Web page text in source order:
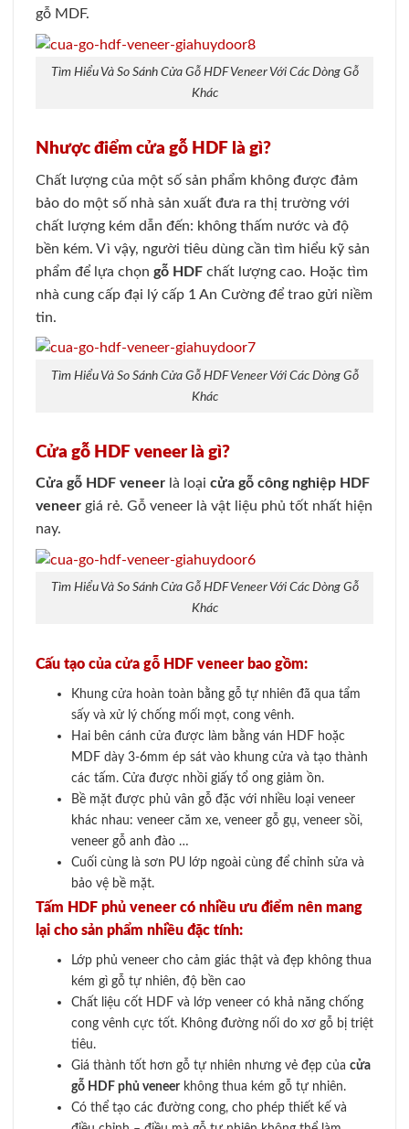
gỗ MDF.
Tìm Hiểu Và So Sánh Cửa Gỗ HDF Veneer Với Các Dòng Gỗ
Khác
Nhược điểm cửa gỗ HDF là gì?
Chất lượng của một số sản phẩm không được đảm
bảo do một số nhà sản xuất đưa ra thị trường với
chất lượng kém dẫn đến: không thấm nước và độ
bền kém. Vì vậy, người tiêu dùng cần tìm hiểu kỹ sản
phẩm để lựa chọn gỗ HDF chất lượng cao. Hoặc tìm
nhà cung cấp đại lý cấp 1 An Cường để trao gửi niềm
tin.
Tìm Hiểu Và So Sánh Cửa Gỗ HDF Veneer Với Các Dòng Gỗ
Khác
Cửa gỗ HDF veneer là gì?
Cửa gỗ HDF veneer là loại cửa gỗ công nghiệp HDF
veneer giá rẻ. Gỗ veneer là vật liệu phủ tốt nhất hiện
nay.
Tìm Hiểu Và So Sánh Cửa Gỗ HDF Veneer Với Các Dòng Gỗ
Khác
Cấu tạo của cửa gỗ HDF veneer bao gồm:
Khung cửa hoàn toàn bằng gỗ tự nhiên đã qua tẩm
sấy và xử lý chống mối mọt, cong vênh.
Hai bên cánh cửa được làm bằng ván HDF hoặc
MDF dày 3-6mm ép sát vào khung cửa và tạo thành
các tấm. Cửa được nhồi giấy tổ ong giảm ồn.
Bề mặt được phủ vân gỗ đặc với nhiều loại veneer
khác nhau: veneer căm xe, veneer gỗ gụ, veneer sồi,
veneer gỗ anh đào…
Cuối cùng là sơn PU lớp ngoài cùng để chỉnh sửa và
bảo vệ bề mặt.
Tấm HDF phủ veneer có nhiều ưu điểm nên mang
lại cho sản phẩm nhiều đặc tính:
Lớp phủ veneer cho cảm giác thật và đẹp không thua
kém gì gỗ tự nhiên, độ bền cao
Chất liệu cốt HDF và lớp veneer có khả năng chống
cong vênh cực tốt. Không đường nối do xơ gỗ bị triệt
tiêu.
Giá thành tốt hơn gỗ tự nhiên nhưng vẻ đẹp của cửa
gỗ HDF phủ veneerkhông thua kém gỗ tự nhiên.
Có thể tạo các đường cong, cho phép thiết kế và